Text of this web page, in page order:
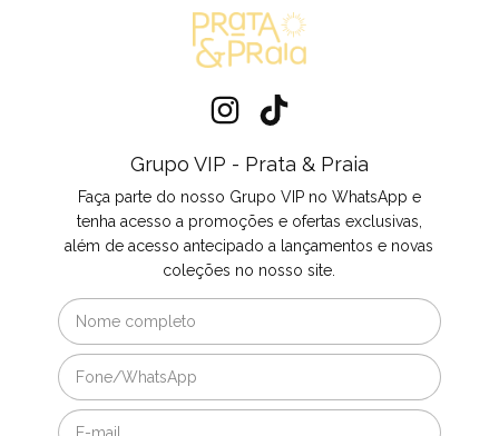
Grupo VIP - Prata & Praia
Faça parte do nosso Grupo VIP no WhatsApp e
tenha acesso a promoções e ofertas exclusivas,
além de acesso antecipado a lançamentos e novas
coleções no nosso site.